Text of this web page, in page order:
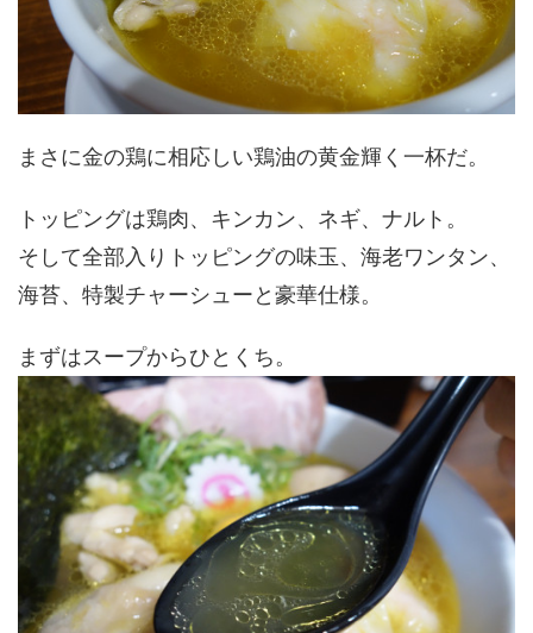
まさに金の鶏に相応しい鶏油の黄金輝く一杯だ。
トッピングは鶏肉、キンカン、ネギ、ナルト。
そして全部入りトッピングの味玉、海老ワンタン、
海苔、特製チャーシューと豪華仕様。
まずはスープからひとくち。